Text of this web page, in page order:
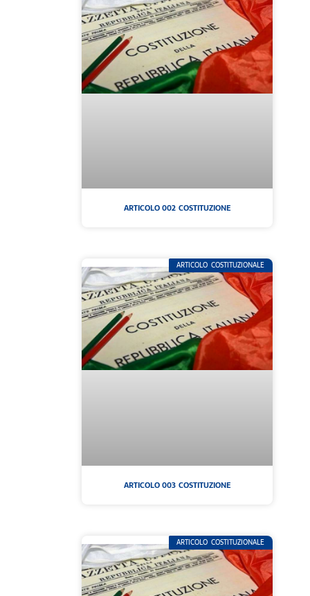
ARTICOLO 002 COSTITUZIONE
ARTICOLO COSTITUZIONALE
ARTICOLO 003 COSTITUZIONE
ARTICOLO COSTITUZIONALE